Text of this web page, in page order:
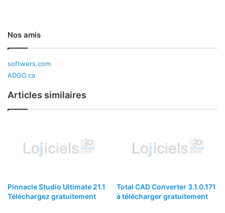
Nos amis
softwers.com
ADGO.ca
Articles similaires
Pinnacle Studio Ultimate 21.1
Téléchargez gratuitement
Total CAD Converter 3.1.0.171
à télécharger gratuitement